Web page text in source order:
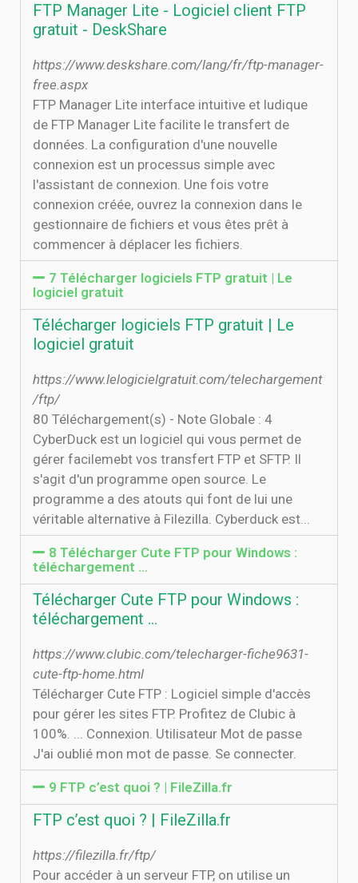
FTP Manager Lite - Logiciel client FTP
gratuit - DeskShare
https://www.deskshare.com/lang/fr/ftp-manager-
free.aspx
FTP Manager Lite interface intuitive et ludique
de FTP Manager Lite facilite le transfert de
données. La configuration d'une nouvelle
connexion est un processus simple avec
l'assistant de connexion. Une fois votre
connexion créée, ouvrez la connexion dans le
gestionnaire de fichiers et vous êtes prêt à
commencer à déplacer les fichiers.
7 Télécharger logiciels FTP gratuit | Le
logiciel gratuit
Télécharger logiciels FTP gratuit | Le
logiciel gratuit
https://www.lelogicielgratuit.com/telechargement
/ftp/
80 Téléchargement(s) - Note Globale : 4
CyberDuck est un logiciel qui vous permet de
gérer facilemebt vos transfert FTP et SFTP. Il
s'agit d'un programme open source. Le
programme a des atouts qui font de lui une
véritable alternative à Filezilla. Cyberduck est...
8 Télécharger Cute FTP pour Windows :
téléchargement …
Télécharger Cute FTP pour Windows :
téléchargement …
https://www.clubic.com/telecharger-fiche9631-
cute-ftp-home.html
Télécharger Cute FTP : Logiciel simple d'accès
pour gérer les sites FTP. Profitez de Clubic à
100%. ... Connexion. Utilisateur Mot de passe
J'ai oublié mon mot de passe. Se connecter.
9 FTP c’est quoi ? | FileZilla.fr
FTP c’est quoi ? | FileZilla.fr
https://filezilla.fr/ftp/
Pour accéder à un serveur FTP, on utilise un